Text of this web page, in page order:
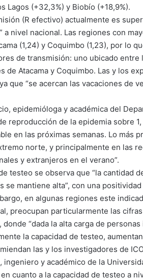
Lagos (+32,3%) y Biobío (+18,9%).
(R efectivo) actualmente es
a nivel nacional. Las regiones con
(1,24) y Coquimbo (1,23), por lo
de transmisión: uno ubicado
de Atacama y Coquimbo. Las y los
que “se acercan las vacaciones de
epidemióloga y académica del
reproducción de la epidemia sobre
en las próximas semanas. Lo más
norte, y principalmente en las
y extranjeros en el verano”.
testeo se observa que “la cantidad
se mantiene alta”, con una
en algunas regiones este
preocupan particularmente las cifras
donde “dada la alta carga de
la capacidad de testeo,
las y los investigadores de
ingeniero y académico de la
cuanto a la capacidad de testeo a